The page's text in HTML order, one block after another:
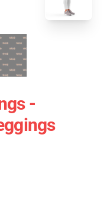
-